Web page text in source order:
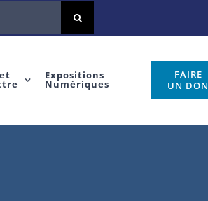
Expositions
Numériques
FAIRE
UN DON